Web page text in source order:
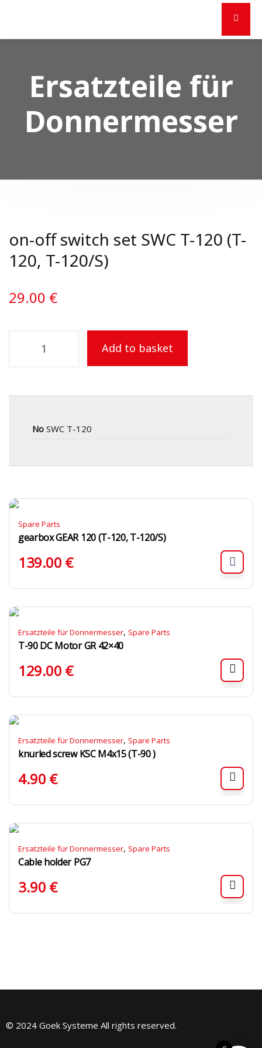
Ersatzteile für
Donnermesser
on-off switch set SWC T-120 (T-
120, T-120/S)
29.00 €
Add to basket
No SWC T-120
Spare Parts
gearbox GEAR 120 (T-120, T-120/S)
139.00 €
Ersatzteile für Donnermesser, Spare Parts
T-90 DC Motor GR 42×40
129.00 €
Ersatzteile für Donnermesser, Spare Parts
knurled screw KSC M4x15 (T-90 )
4.90 €
Ersatzteile für Donnermesser, Spare Parts
Cable holder PG7
3.90 €
© 2024 Goek Systeme All rights reserved.